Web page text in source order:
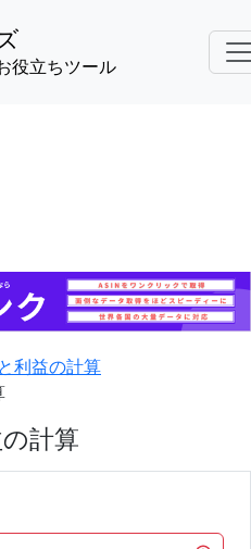
closures/
役立ちツール
利益の計算
計算